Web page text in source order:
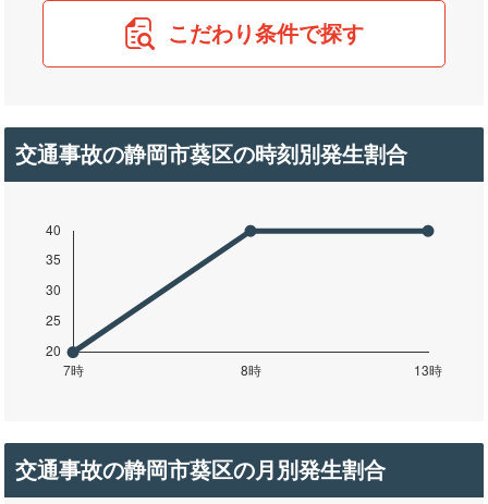
こだわり条件で探す
交通事故の静岡市葵区の時刻別発生割合
交通事故の静岡市葵区の月別発生割合